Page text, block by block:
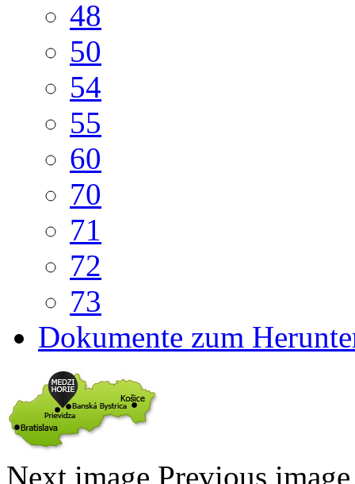
48
50
54
55
60
70
71
72
73
Dokumente zum
Next image Previous image